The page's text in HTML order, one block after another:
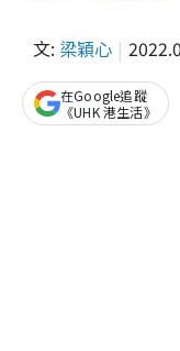
文: 梁穎心
在Google追蹤
《UHK 港生活》